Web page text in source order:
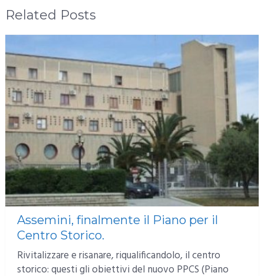
Related Posts
Assemini, finalmente il Piano per il
Centro Storico.
Rivitalizzare e risanare, riqualificandolo, il centro
storico: questi gli obiettivi del nuovo PPCS (Piano